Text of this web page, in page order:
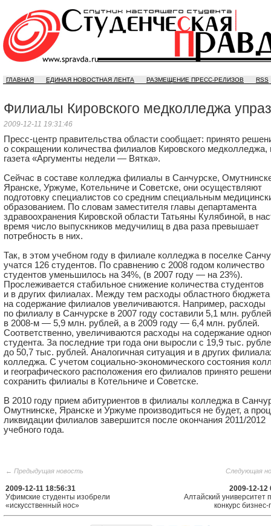
ГЛАВНАЯ ЕДИНАЯ НОВОСТНАЯ ЛЕНТА РАЗМЕЩЕНИЕ ПРЕСС-РЕЛИЗОВ RSS
Филиалы Кировского медколледжа
2009-12-11 19:31:46
Пресс-центр правительства области сообщает: принято
о сокращении количества филиалов Кировского медколледжа,
газета «Аргументы недели — Вятка».
Сейчас в составе колледжа филиалы в Санчурске,
Яранске, Уржуме, Котельниче и Советске, они осуществляют
подготовку специалистов со средним специальным
образованием. По словам заместителя главы департамента
здравоохранения Кировской области Татьяны Кулябиной, в
время число выпускников медучилищ в два раза превышает
потребность в них.
Так, в этом учебном году в филиале колледжа в поселке
учатся 126 студентов. По сравнению с 2008 годом количество
студентов уменьшилось на 34%, (в 2007 году — на 23%).
Прослеживается стабильное снижение количества студентов
и в других филиалах. Между тем расходы областного бюджета
на содержание филиалов увеличиваются. Например, расходы
по филиалу в Санчурске в 2007 году составили 5,1 млн.
в 2008-м — 5,9 млн. рублей, а в 2009 году — 6,4 млн. рублей.
Соответственно, увеличиваются расходы на содержание
студента. За последние три года они выросли с 19,9 тыс.
до 50,7 тыс. рублей. Аналогичная ситуация и в других
колледжа. С учетом социально-экономического состояния
и географического расположения его филиалов принято
сохранить филиалы в Котельниче и Советске.
В 2010 году прием абитуриентов в филиалы колледжа в
Омутнинске, Яранске и Уржуме производиться не будет, а
ликвидации филиалов завершится после окончания 2011/2012
учебного года.
← Предыдущая новость
2009-12-11 18:56:31
Уфимские студенты изобрели
«искусственный нос»
Следующая
2009-12-12
Алтайский университет
конкурс бизнес-